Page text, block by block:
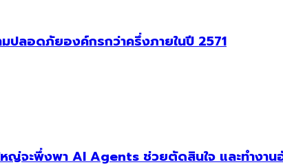
ปลอดภัยองค์กรกว่าครึ่งภายในปี 2571
จะพึ่งพา AI Agents ช่วยตัดสินใจ และทำงาน